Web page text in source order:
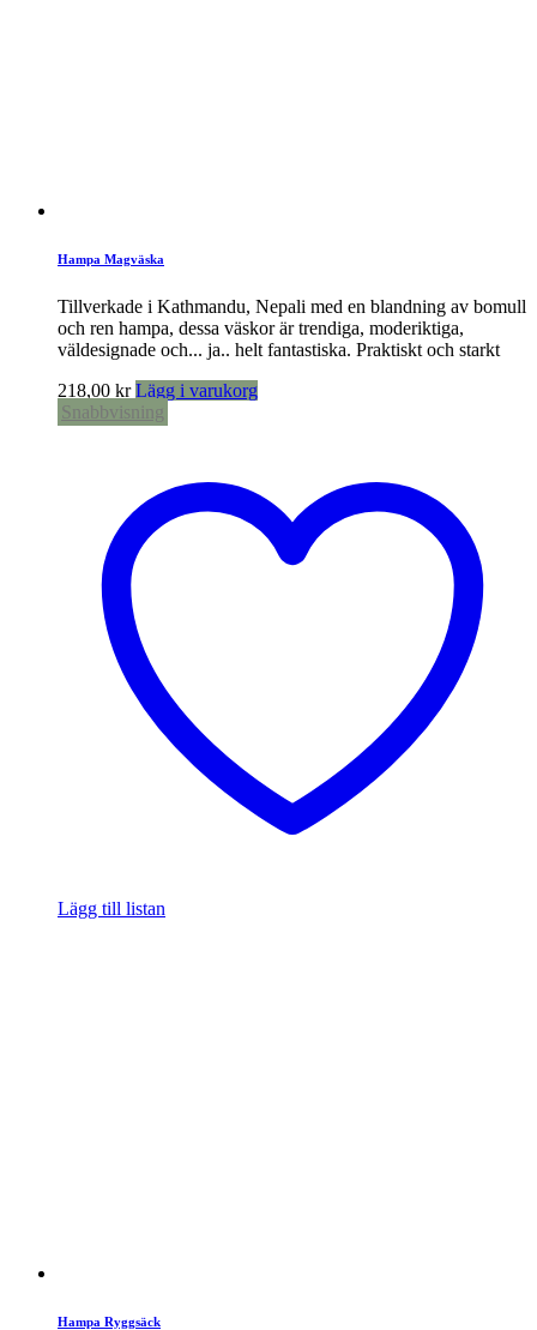
Hampa Magväska
Tillverkade i Kathmandu, Nepali med en blandning av bomull
och ren hampa, dessa väskor är trendiga, moderiktiga,
väldesignade och... ja.. helt fantastiska. Praktiskt och starkt
218,00 kr Lägg i varukorg
Snabbvisning
Lägg till listan
Hampa Ryggsäck